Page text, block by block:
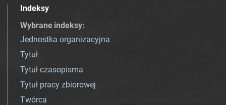
Indeksy
Wybrane indeksy:
Jednostka organizacyjna
Tytuł
Tytuł czasopisma
Tytuł pracy zbiorowej
Twórca